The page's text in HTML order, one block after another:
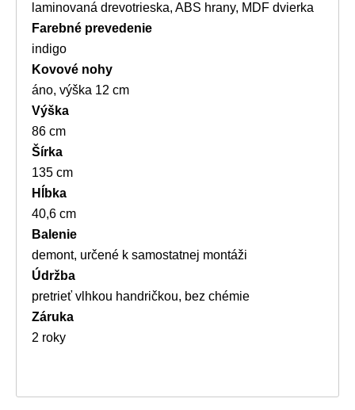
laminovaná drevotrieska, ABS hrany, MDF dvierka
Farebné prevedenie
indigo
Kovové nohy
áno, výška 12 cm
Výška
86 cm
Šírka
135 cm
Hĺbka
40,6 cm
Balenie
demont, určené k samostatnej montáži
Údržba
pretrieť vlhkou handričkou, bez chémie
Záruka
2 roky